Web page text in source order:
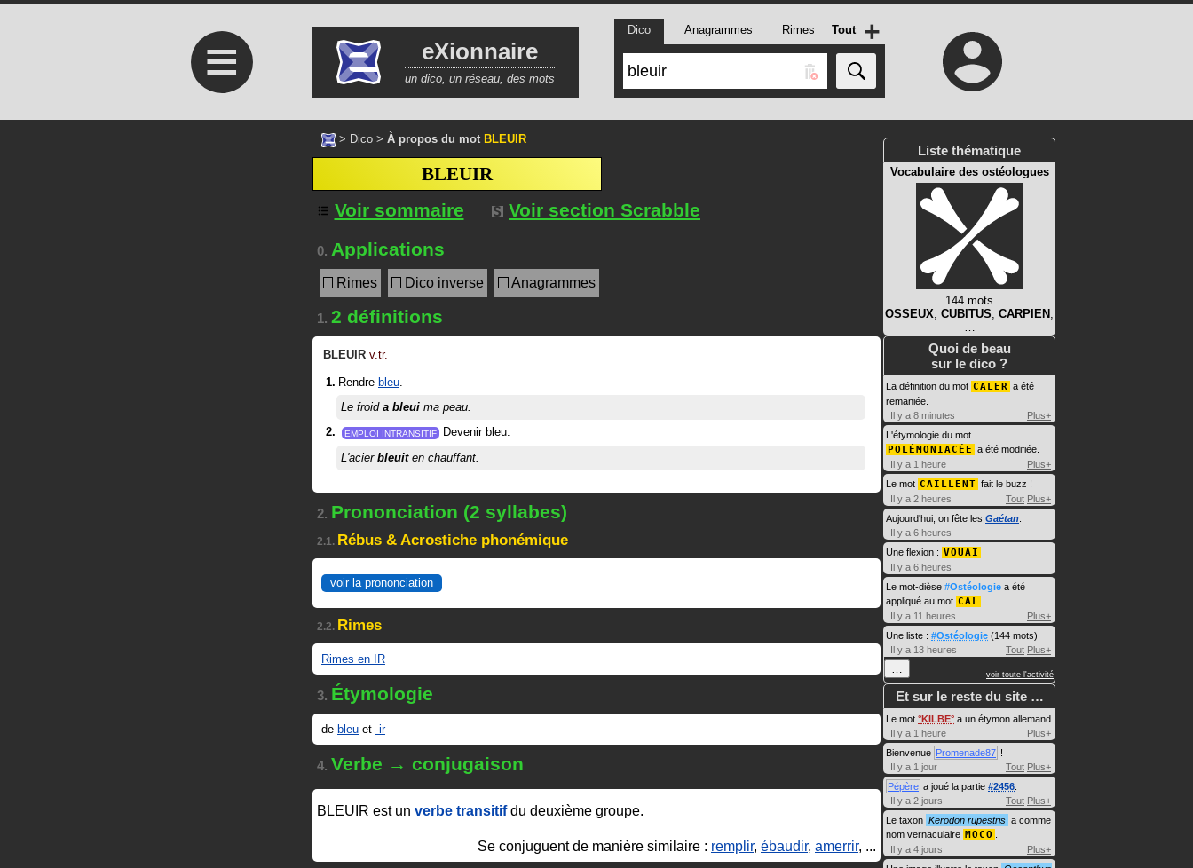
≡ eXionnaire
un dico, un réseau, des mots
Dico Anagrammes Rimes Tout +
> Dico > À propos du mot BLEUIR
BLEUIR
Voir sommaire
Voir section Scrabble
0. Applications
Rimes Dico inverse Anagrammes
1. 2 définitions
BLEUIR v.tr.
Rendre bleu.
Le froid a bleui ma peau.
EMPLOI INTRANSITIF
Devenir bleu.
L'acier bleuiten chauffant.
2. Prononciation (2 syllabes)
2.1. Rébus & Acrostiche phonémique
voir la prononciation
2.2. Rimes
Rimes en IR
3. Étymologie
de bleu et -ir
4. Verbe → conjugaison
BLEUIR est un verbe transitifdu deuxième groupe.
Se conjuguent de manière similaire : remplir, ébaudir, amerrir, ...
Liste thématique
Vocabulaire des ostéologues
144 mots
OSSEUX, CUBITUS, CARPIEN ,
…
Quoi de beau
sur le dico ?
La définition du mot CALER a été
remaniée.
Il y a 8 minutes
Plus+
L'étymologie du mot
POLÉMONIACÉE a été modifiée.
Il y a 1 heure
Plus+
Le mot CAILLENT fait le buzz !
Il y a 2 heures
Tout Plus+
Aujourd'hui, on fête les Gaétan
Il y a 6 heures
Une flexion : VOUAI
Il y a 6 heures
Le mot-dièse #Ostéologie a été
appliqué au mot CAL
Il y a 11 heures
Plus+
Une liste : #Ostéologie (144 mots)
Il y a 13 heures
Tout Plus+
… voir toute l'activité
Et sur le reste du site …
Le mot KILBE a un étymon allemand.
Il y a 1 heure
Plus+
Bienvenue Promenade87 !
Il y a 1 jour
Tout Plus+
Pépère a joué la partie #2456
Il y a 2 jours
Tout Plus+
Le taxon Kerodon rupestris a comme
nom vernaculaire MOCO
Il y a 4 jours
Plus+